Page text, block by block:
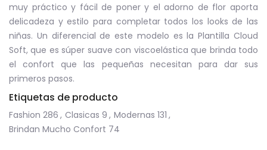
muy práctico y fácil de poner y el adorno de flor aporta
delicadeza y estilo para completar todos los looks de las
niñas. Un diferencial de este modelo es la Plantilla Cloud
Soft, que es súper suave con viscoelástica que brinda todo
el confort que las pequeñas necesitan para dar sus
primeros pasos.
Etiquetas de producto
Fashion 286 , Clasicas 9 , Modernas 131 ,
Brindan Mucho Confort 74